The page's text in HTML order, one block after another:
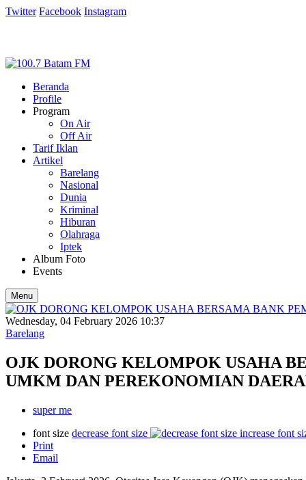
Twitter Facebook Instagram
Beranda
Profile
Program
On Air
Off Air
Tarif Iklan
Artikel
Barelang
Nasional
Dunia
Kriminal
Hiburan
Olahraga
Iptek
Album Foto
Events
Menu
Wednesday, 04 February 2026 10:37
Barelang
OJK DORONG KELOMPOK USAHA
UMKM DAN PEREKONOMIAN
super me
font size decrease font size
increase font
Print
Email